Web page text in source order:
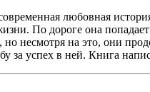
любовная
По дороге она
на это, они
успех в ней. Книга